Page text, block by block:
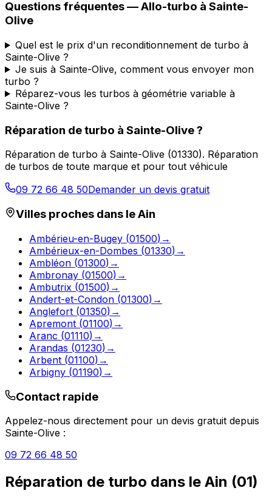
Questions fréquentes —Allo-turbo à Sainte-
Olive
Quel est le prix d'un reconditionnement de turbo à
Sainte-Olive ?
Je suis à Sainte-Olive, comment vous envoyer mon
turbo ?
Réparez-vous les turbos à géométrie variable à
Sainte-Olive ?
Réparation de turbo à Sainte-Olive?
Réparation de turbo à Sainte-Olive (01330). Réparation
de turbos de toute marque et pour tout véhicule
09 72 66 48 50Demander un devis gratuit
Villes proches dans leAin
Ambérieu-en-Bugey (01500) →
Ambérieux-en-Dombes (01330) →
Ambléon (01300) →
Ambronay (01500) →
Ambutrix (01500) →
Andert-et-Condon (01300) →
Anglefort (01350) →
Apremont (01100) →
Aranc (01110) →
Arandas (01230) →
Arbent (01100) →
Arbigny (01190) →
Contact rapide
Appelez-nous directement pour un devis gratuit depuis
Sainte-Olive :
09 72 66 48 50
Réparation de turbo dans le Ain (01)